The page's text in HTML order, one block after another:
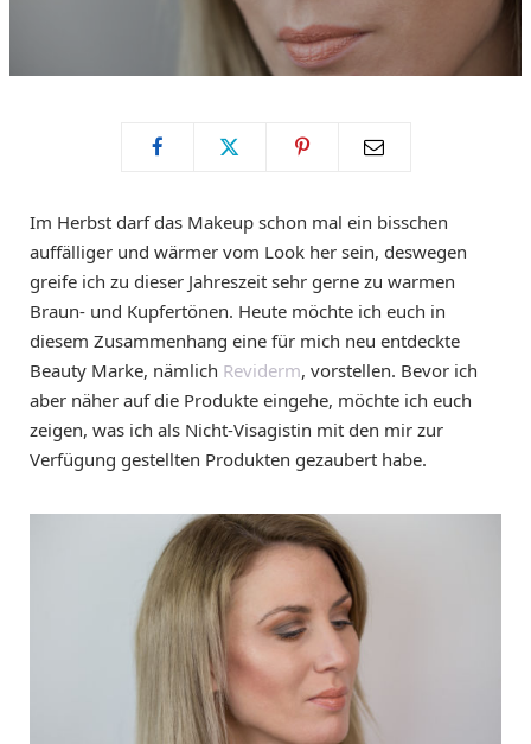
Im Herbst darf das Makeup schon mal ein bisschen
auffälliger und wärmer vom Look her sein, deswegen
greife ich zu dieser Jahreszeit sehr gerne zu warmen
Braun- und Kupfertönen. Heute möchte ich euch in
diesem Zusammenhang eine für mich neu entdeckte
Beauty Marke, nämlich Reviderm, vorstellen. Bevor ich
aber näher auf die Produkte eingehe, möchte ich euch
zeigen, was ich als Nicht-Visagistin mit den mir zur
Verfügung gestellten Produkten gezaubert habe.